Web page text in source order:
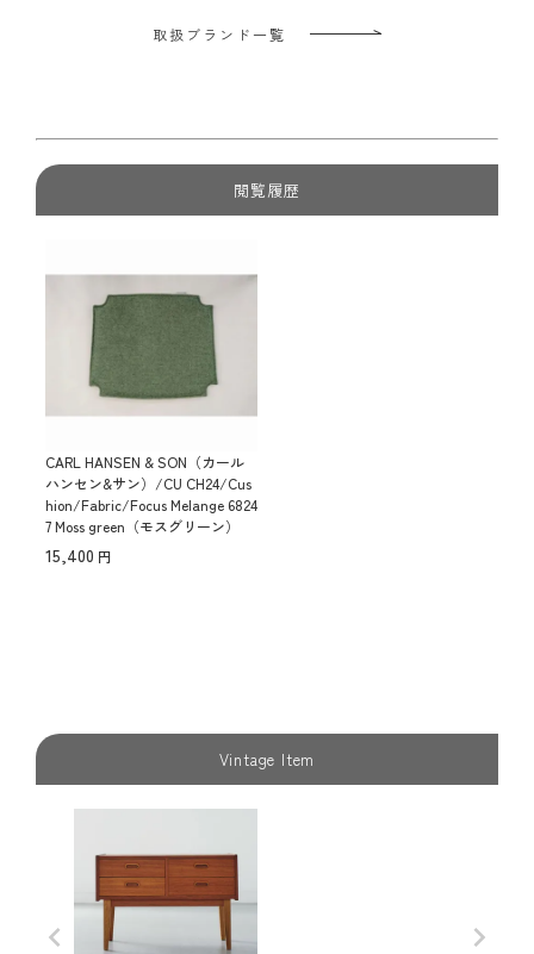
取扱ブランド一覧
閲覧履歴
CARL HANSEN & SON（カール
ハンセン&サン）/CU CH24/Cus
hion/Fabric/Focus Melange 6824
7 Moss green（モスグリーン）
15,400
Vintage Item